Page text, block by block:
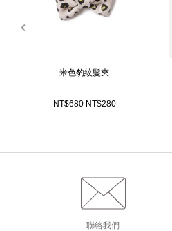
米色豹紋髮夾
NT$680 NT$280
聯絡我們